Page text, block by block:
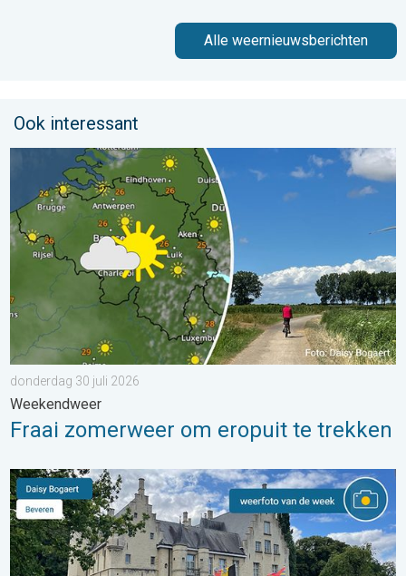
Alle weernieuwsberichten
Ook interessant
Fraai zomerweer om eropuit te trekken. Weekendweer. . .
donderdag 30 juli 2026
Weekendweer
Fraai zomerweer om eropuit te trekken
De weerfoto van de week. Weer&Radar uploader. . . zaterdag